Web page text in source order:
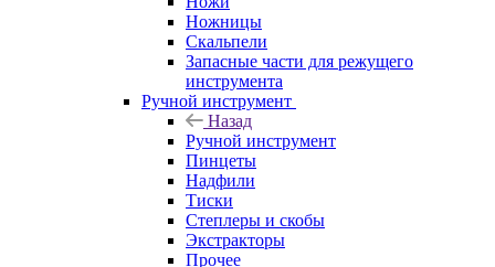
Ножницы
Скальпели
Запасные части для режущего
инструмента
Ручной инструмент
Назад
Ручной инструмент
Пинцеты
Надфили
Тиски
Степлеры и скобы
Экстракторы
Прочее